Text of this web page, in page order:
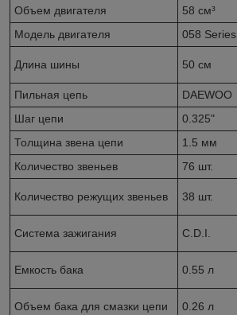
Объем двигателя
58 см³
Модель двигателя
058 Series
Длина шины 50 см
Пильная цепь
DAEWOO
Шаг цепи
0.325"
Толщина звена цепи
1.5 мм
Количество звеньев
76 шт.
Количество режущих звеньев 38 шт.
Система зажигания C.D.I.
Емкость бака 0.55 л
Объем бака для смазки цепи 0.26 л